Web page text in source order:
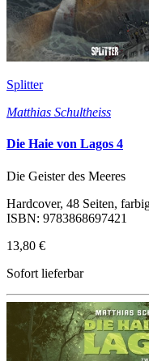
Splitter
Matthias Schultheiss
Die Haie von Lagos 4
Die Geister des Meeres
Hardcover, 48 Seiten,
ISBN: 9783868697421
13,80 €
Sofort lieferbar